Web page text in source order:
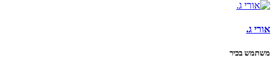
אורי ג.
משתמש בכיר